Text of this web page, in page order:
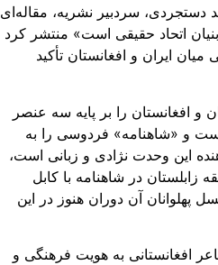
سردبیر نشریه، مقاله‌ای
اتحاد حقیقی است» منتشر کرد
ایران و افغانستان تأکید
و افغانستان را بر پایه سه عنصر
و «شاهنامه» فردوسی را به
این وحدت نژادی و زبانی است،
در شاهنامه با کابل
پهلوانان آن دوران هنوز در این
افغانستانی به هویت فرهنگی و